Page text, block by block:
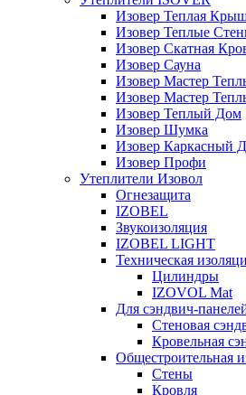
Изовер Теплая
Изовер Теплые
Изовер Скатная
Изовер Сауна
Изовер Мастер
Изовер Мастер
Изовер Теплый Дом
Изовер Шумка
Изовер Каркасный
Изовер Профи
Утеплители Изовол
Огнезащита
IZOBEL
Звукоизоляция
IZOBEL LIGHT
Техническая
Цилиндры
IZOVOL Mat
Для сэндвич-
Стеновая
Кровельная
Общестроительная
Стены
Кровля